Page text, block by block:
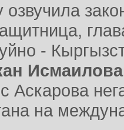
-
Исмаилова
Аскарова
на